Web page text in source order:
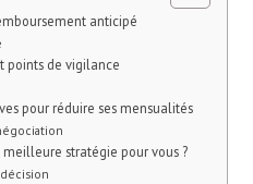
anticipé
points de vigilance
pour réduire ses mensualités
stratégie pour vous ?
décision